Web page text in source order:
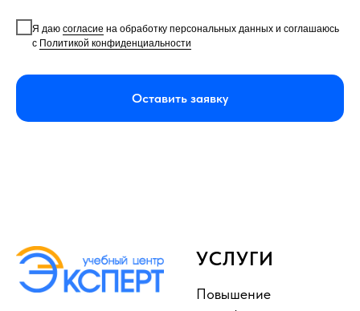
Я даю согласие на обработку персональных данных и соглашаюсь
с Политикой конфиденциальности
Оставить заявку
УСЛУГИ
Повышение